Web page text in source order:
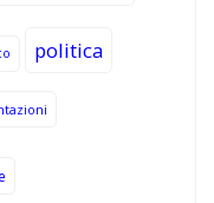
politica